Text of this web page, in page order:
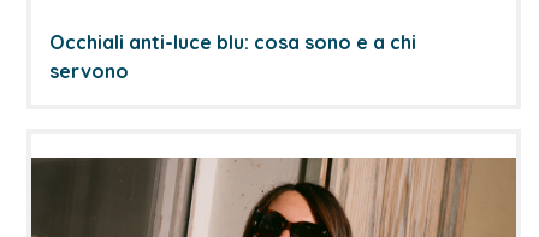
Occhiali anti-luce blu: cosa sono e a chi
servono